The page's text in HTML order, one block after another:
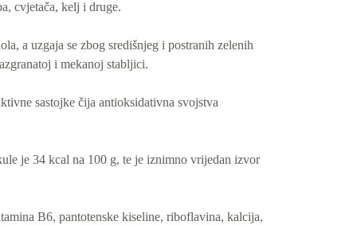
cvjetača, kelj i druge.
a uzgaja se zbog središnjeg i postranih zelenih
i mekanoj stabljici.
sastojke čija antioksidativna svojstva
je 34 kcal na 100 g, te je iznimno vrijedan izvor
B6, pantotenske kiseline, riboflavina, kalcija,